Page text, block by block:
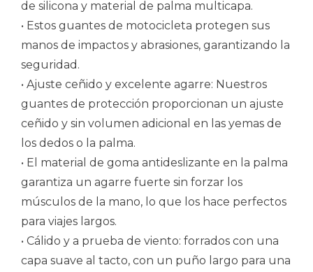
de silicona y material de palma multicapa.
• Estos guantes de motocicleta protegen sus
manos de impactos y abrasiones, garantizando la
seguridad.
• Ajuste ceñido y excelente agarre: Nuestros
guantes de protección proporcionan un ajuste
ceñido y sin volumen adicional en las yemas de
los dedos o la palma.
• El material de goma antideslizante en la palma
garantiza un agarre fuerte sin forzar los
músculos de la mano, lo que los hace perfectos
para viajes largos.
• Cálido y a prueba de viento: forrados con una
capa suave al tacto, con un puño largo para una